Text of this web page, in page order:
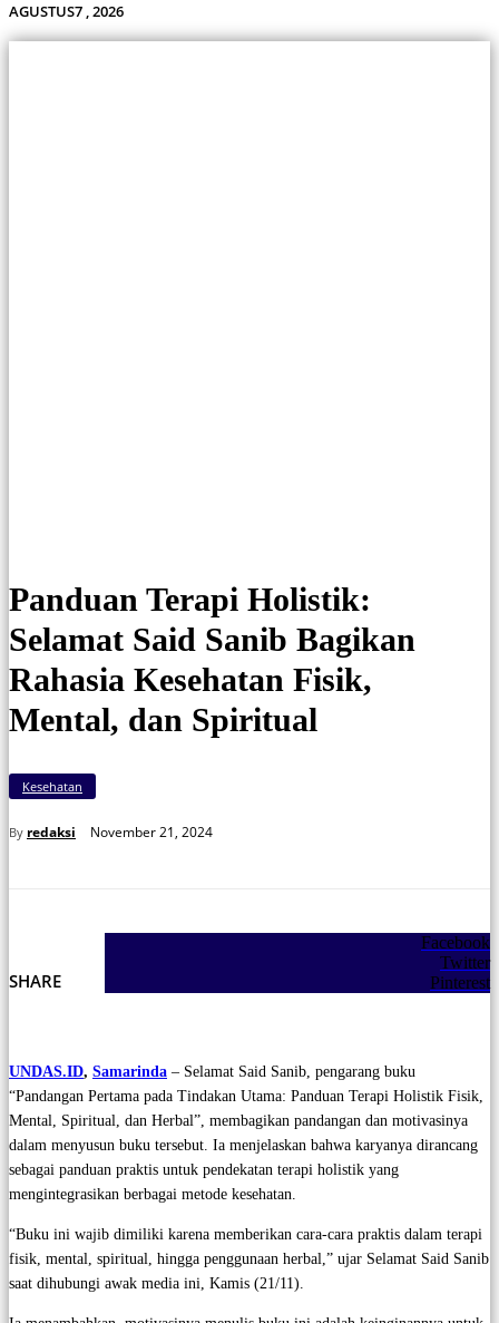
AGUSTUS7 , 2026
Undas.id
Panduan Terapi Holistik:
Selamat Said Sanib Bagikan
Rahasia Kesehatan Fisik,
Mental, dan Spiritual
Kesehatan
By redaksi November 21, 2024
SHARE
Facebook
Twitter
Pinterest
UNDAS.ID, Samarinda – Selamat Said Sanib, pengarang buku
“Pandangan Pertama pada Tindakan Utama: Panduan Terapi Holistik Fisik,
Mental, Spiritual, dan Herbal”, membagikan pandangan dan motivasinya
dalam menyusun buku tersebut. Ia menjelaskan bahwa karyanya dirancang
sebagai panduan praktis untuk pendekatan terapi holistik yang
mengintegrasikan berbagai metode kesehatan.
“Buku ini wajib dimiliki karena memberikan cara-cara praktis dalam terapi
fisik, mental, spiritual, hingga penggunaan herbal,” ujar Selamat Said Sanib
saat dihubungi awak media ini, Kamis (21/11).